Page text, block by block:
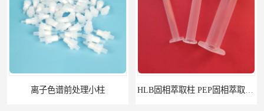
离子色谱前处理小柱​